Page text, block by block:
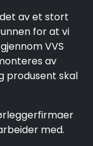
av et stort
for at vi
VVS
av
produsent skal
med.